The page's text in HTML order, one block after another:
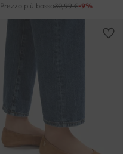
Prezzo più basso30,99 €-9%